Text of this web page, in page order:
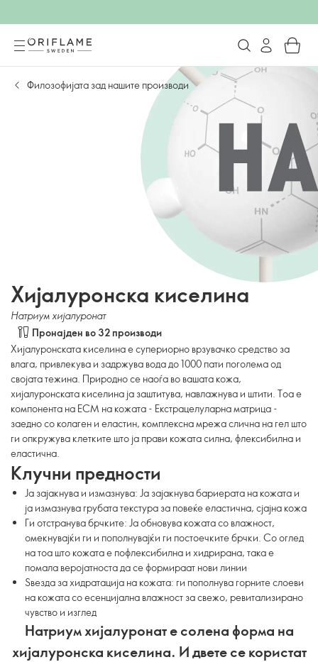
Филозофијата зад нашите производи
Хијалуронска киселина
Натриум хијалуронат
Пронајден во 32 производи
Хијалуронската киселина е супериорно врзувачко средство за
влага, привлекува и задржува вода до 1000 пати поголема од
својата тежина. Природно се наоѓа во вашата кожа,
хијалуронската киселина ја заштитува, навлажнува и штити. Тоа е
компонента на ECM на кожата - Екстрацелуларна матрица -
заедно со колаген и еластин, комплексна мрежа слична на гел што
ги опкружува клетките што ја прави кожата силна, флексибилна и
еластична.
Клучни предности
Ја зајакнува и измазнува: Ја зајакнува бариерата на кожата и
ја измазнува грубата текстура за повеќе еластична, сјајна кожа
Ги отстранува брчките: Ја обновува кожата со влажност,
омекнувајќи ги и пополнувајќи ги постоечките брчки. Со оглед
на тоа што кожата е пофлексибилна и хидрирана, така е
помала веројатноста да се формираат нови линии
Ѕвезда за хидратација на кожата: ги пополнува горните слоеви
на кожата со есенцијална влажност за свежо, ревитализирано
чувство и изглед
Натриум хијалуронат е солена форма на
хијалуронска киселина. И двете се користат